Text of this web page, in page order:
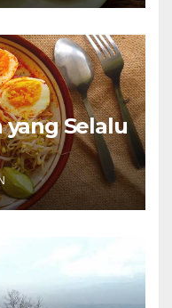
yang Selalu